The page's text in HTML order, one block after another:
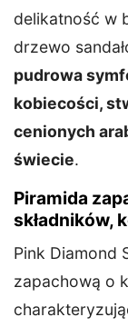
delikatność w
drzewo
pudrowa
kobiecości,
cenionych
świecie.
Piramida
składników,
Pink Diamond
zapachową o